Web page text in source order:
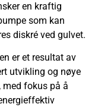
en kraftig
som kan
diskré ved gulvet.
er et resultat av
utvikling og nøye
med fokus på å